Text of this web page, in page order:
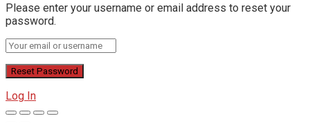
Please enter your username or email address to reset your
password.
Log In